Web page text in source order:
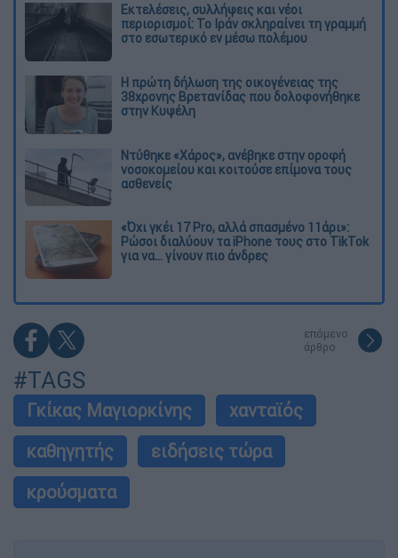
Εκτελέσεις, συλλήψεις και νέοι
περιορισμοί: Το Ιράν σκληραίνει τη γραμμή
στο εσωτερικό εν μέσω πολέμου
Η πρώτη δήλωση της οικογένειας της
38χρονης Βρετανίδας που δολοφονήθηκε
στην Κυψέλη
Ντύθηκε «Χάρος», ανέβηκε στην οροφή
νοσοκομείου και κοιτούσε επίμονα τους
ασθενείς
«Όχι γκέι 17 Pro, αλλά σπασμένο 11άρι»:
Ρώσοι διαλύουν τα iPhone τους στο TikTok
για να... γίνουν πιο άνδρες
επόμενο
άρθρο
#TAGS
Γκίκας Μαγιορκίνης
χανταϊός
καθηγητής
ειδήσεις τώρα
κρούσματα